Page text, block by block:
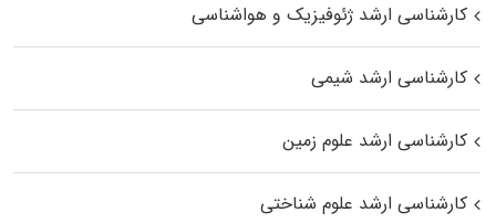
کارشناسی ارشد ژئوفیزیک و هواشناسی
کارشناسی ارشد شیمی
کارشناسی ارشد علوم زمین
کارشناسی ارشد علوم شناختی